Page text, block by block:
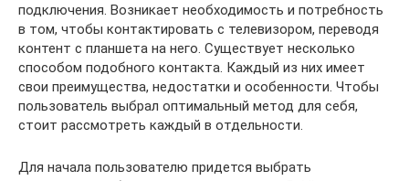
подключения. Возникает необходимость и потребность
в том, чтобы контактировать с телевизором, переводя
контент с планшета на него. Существует несколько
способом подобного контакта. Каждый из них имеет
свои преимущества, недостатки и особенности. Чтобы
пользователь выбрал оптимальный метод для себя,
стоит рассмотреть каждый в отдельности.
Для начала пользователю придется выбрать